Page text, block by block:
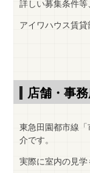
詳しい募集条件等
アイワハウス賃
店舗・事
東急田園都市線
介です。
実際に室内の見学